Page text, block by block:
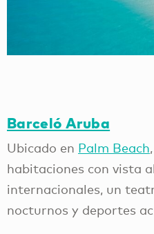
Barceló Aruba
Ubicado en Palm Beach
habitaciones con vista
internacionales, un
nocturnos y deportes